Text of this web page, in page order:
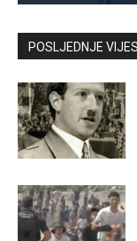
Kontaktirajte
POSLJEDNJE